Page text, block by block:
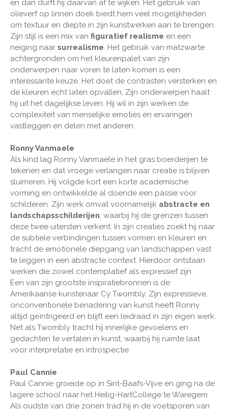
en dan durft hij daarvan af te wijken. Het gebruik van
olieverf op linnen doek biedt hem veel mogelijkheden
om textuur en diepte in zijn kunstwerken aan te brengen.
Zijn stijl is een mix van figuratief realisme en een
neiging naar surrealisme. Het gebruik van matzwarte
achtergronden om het kleurenpalet van zijn
onderwerpen naar voren te laten komen is een
interessante keuze. Het doet de contrasten versterken en
de kleuren echt laten opvallen, Zijn onderwerpen haalt
hij uit het dagelijkse leven. Hij wil in zijn werken de
complexiteit van menselijke emoties en ervaringen
vastleggen en delen met anderen.
Ronny Vanmaele
Als kind lag Ronny Vanmaele in het gras boerderijen te
tekenen en dat vroege verlangen naar creatie is blijven
sluimeren. Hij volgde kort een korte academische
vorming en ontwikkelde al doende een passie voor
schilderen. Zijn werk omvat voornamelijk abstracte en
landschapsschilderijen, waarbij hij de grenzen tussen
deze twee uitersten verkent. In zijn creaties zoekt hij naar
de subtiele verbindingen tussen vormen en kleuren en
tracht de emotionele diepgang van landschappen vast
te leggen in een abstracte context. Hierdoor ontstaan
werken die zowel contemplatief als expressief zijn.
Een van zijn grootste inspiratiebronnen is de
Amerikaanse kunstenaar Cy Twombly. Zijn expressieve,
onconventionele benadering van kunst heeft Ronny
altijd geïntrigeerd en blijft een leidraad in zijn eigen werk.
Net als Twombly tracht hij innerlijke gevoelens en
gedachten te vertalen in kunst, waarbij hij ruimte laat
voor interpretatie en introspectie.
Paul Cannie
Paul Cannie groeide op in Sint-Baafs-Vijve en ging na de
lagere school naar het Heilig-HartCollege te Waregem.
Als oudste van drie zonen trad hij in de voetsporen van